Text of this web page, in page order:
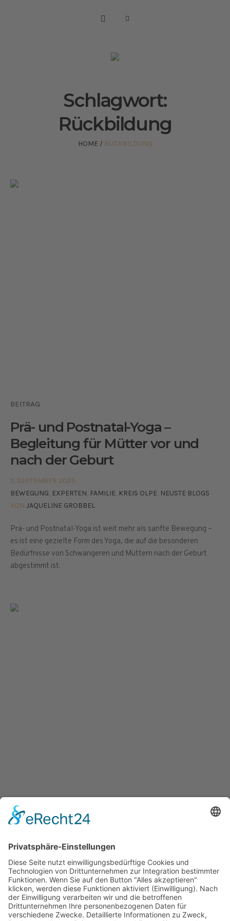
Schlagwort:
Rückbildung
HOME / RÜCKBILDUNG
BEITRAG
Prä- und Postnatal-Yoga –
Begleitung für Mütter vor und
nach der Geburt
11. SEPTEMBER 2025
BEWEGUNG, EXPERTEN, FAMILIE, KREIS OLPE, NEUSTE BLOGS
VON JAQUELINE GROBBEL
Prä- und Postnatal-Yoga ist weit mehr als sanfte Bewegung –
es ist eine gezielte Form des Yoga, die auf die besonderen
Bedürfnisse von Schwangeren und Müttern nach der Geburt
abgestimmt ist.
Ganzheitliche
Hebammenbetreuung
31. JULI 2023 EXPERTEN,FAMILIE,KREIS OLPE
VONANGELIKA WEIMANN